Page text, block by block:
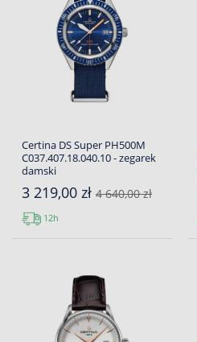
Certina DS Super PH500M
C037.407.18.040.10 - zegarek
damski
3 219,00 zł 4 640,00 zł
12h